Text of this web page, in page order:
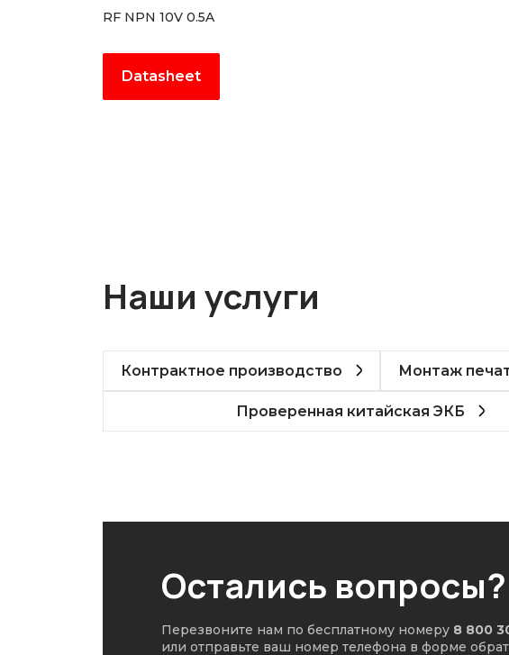
RF NPN 10V 0.5A
Datasheet
Наши услуги
Контрактное производство Монтаж
Проверенная китайская ЭКБ
Остались вопросы?
Перезвоните нам по бесплатному номеру 8 800
или отправьте ваш номер телефона в форме